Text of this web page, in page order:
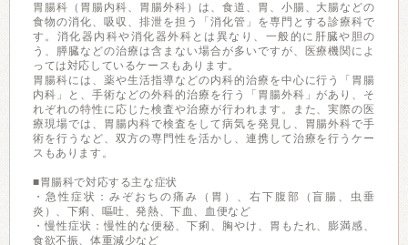
胃腸科（胃腸内科、胃腸外科）は、食道、胃、小腸、大腸などの
食物の消化、吸収、排泄を担う「消化管」を専門とする診療科で
す。消化器内科や消化器外科とは異なり、一般的に肝臓や胆の
う、膵臓などの治療は含まない場合が多いですが、医療機関によ
っては対応しているケースもあります。
胃腸科には、薬や生活指導などの内科的治療を中心に行う「胃腸
内科」と、手術などの外科的治療を行う「胃腸外科」があり、そ
れぞれの特性に応じた検査や治療が行われます。また、実際の医
療現場では、胃腸内科で検査をして病気を発見し、胃腸外科で手
術を行うなど、双方の専門性を活かし、連携して治療を行うケー
スもあります。
■胃腸科で対応する主な症状
・急性症状：みぞおちの痛み（胃）、右下腹部（盲腸、虫垂
炎）、下痢、嘔吐、発熱、下血、血便など
・慢性症状：慢性的な便秘、下痢、胸やけ、胃もたれ、膨満感、
食欲不振、体重減少など